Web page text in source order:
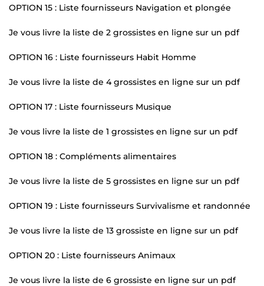
OPTION 15 : Liste fournisseurs Navigation et plongée
Je vous livre la liste de 2 grossistes en ligne sur un pdf
OPTION 16 : Liste fournisseurs Habit Homme
Je vous livre la liste de 4 grossistes en ligne sur un pdf
OPTION 17 : Liste fournisseurs Musique
Je vous livre la liste de 1 grossistes en ligne sur un pdf
OPTION 18 : Compléments alimentaires
Je vous livre la liste de 5 grossistes en ligne sur un pdf
OPTION 19 : Liste fournisseurs Survivalisme et randonnée
Je vous livre la liste de 13 grossiste en ligne sur un pdf
OPTION 20 : Liste fournisseurs Animaux
Je vous livre la liste de 6 grossiste en ligne sur un pdf